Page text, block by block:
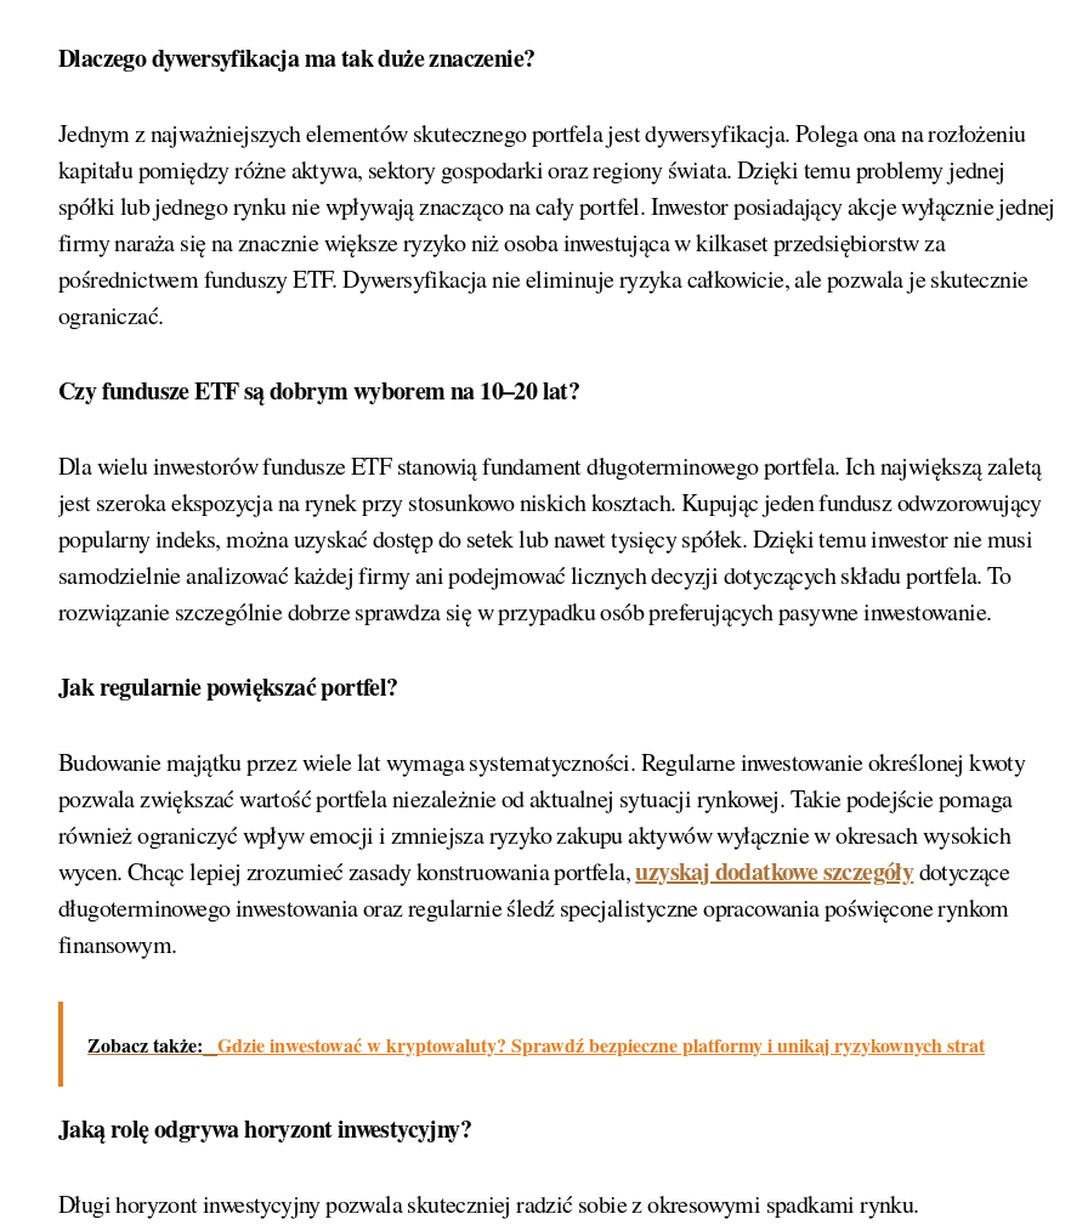
Dlaczego dywersyfikacja ma tak duże znaczenie?
Jednym z najważniejszych elementów skutecznego portfela jest dywersyfikacja. Polega ona na rozłożeniu
kapitału pomiędzy różne aktywa, sektory gospodarki oraz regiony świata. Dzięki temu problemy jednej
spółki lub jednego rynku nie wpływają znacząco na cały portfel. Inwestor posiadający akcje wyłącznie jednej
firmy naraża się na znacznie większe ryzyko niż osoba inwestująca w kilkaset przedsiębiorstw za
pośrednictwem funduszy ETF. Dywersyfikacja nie eliminuje ryzyka całkowicie, ale pozwala je skutecznie
ograniczać.
Czy fundusze ETF są dobrym wyborem na 10–20 lat?
Dla wielu inwestorów fundusze ETF stanowią fundament długoterminowego portfela. Ich największą zaletą
jest szeroka ekspozycja na rynek przy stosunkowo niskich kosztach. Kupując jeden fundusz odwzorowujący
popularny indeks, można uzyskać dostęp do setek lub nawet tysięcy spółek. Dzięki temu inwestor nie musi
samodzielnie analizować każdej firmy ani podejmować licznych decyzji dotyczących składu portfela. To
rozwiązanie szczególnie dobrze sprawdza się w przypadku osób preferujących pasywne inwestowanie.
Jak regularnie powiększać portfel?
Budowanie majątku przez wiele lat wymaga systematyczności. Regularne inwestowanie określonej kwoty
pozwala zwiększać wartość portfela niezależnie od aktualnej sytuacji rynkowej. Takie podejście pomaga
również ograniczyć wpływ emocji i zmniejsza ryzyko zakupu aktywów wyłącznie w okresach wysokich
wycen. Chcąc lepiej zrozumieć zasady konstruowania portfela,uzyskaj dodatkowe szczegółydotyczące
długoterminowego inwestowania oraz regularnie śledź specjalistyczne opracowania poświęcone rynkom
finansowym.
Zobacz także: Gdzie inwestować w kryptowaluty? Sprawdź bezpieczne platformy i unikaj ryzykownych strat
Jaką rolę odgrywa horyzont inwestycyjny?
Długi horyzont inwestycyjny pozwala skuteczniej radzić sobie z okresowymi spadkami rynku.